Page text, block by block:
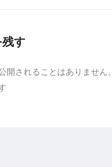
残す
開されることはありません。